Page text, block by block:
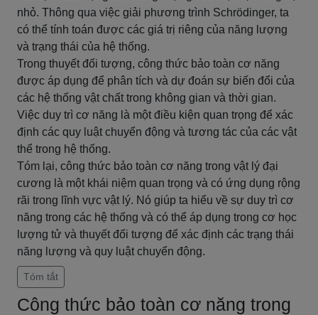
nhỏ. Thông qua việc giải phương trình Schrödinger, ta
có thể tính toán được các giá trị riêng của năng lượng
và trạng thái của hệ thống.
Trong thuyết đối tượng, công thức bảo toàn cơ năng
được áp dụng để phân tích và dự đoán sự biến đổi của
các hệ thống vật chất trong không gian và thời gian.
Việc duy trì cơ năng là một điều kiện quan trọng để xác
định các quy luật chuyển động và tương tác của các vật
thể trong hệ thống.
Tóm lại, công thức bảo toàn cơ năng trong vật lý đại
cương là một khái niệm quan trọng và có ứng dụng rộng
rãi trong lĩnh vực vật lý. Nó giúp ta hiểu về sự duy trì cơ
năng trong các hệ thống và có thể áp dụng trong cơ học
lượng tử và thuyết đối tượng để xác định các trạng thái
năng lượng và quy luật chuyển động.
Tóm tắt
Công thức bảo toàn cơ năng trong